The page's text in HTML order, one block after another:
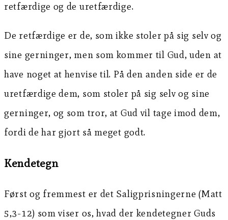
retfærdige og de uretfærdige.
De retfærdige er de, som ikke stoler på sig selv og
sine gerninger, men som kommer til Gud, uden at
have noget at henvise til. På den anden side er de
uretfærdige dem, som stoler på sig selv og sine
gerninger, og som tror, at Gud vil tage imod dem,
fordi de har gjort så meget godt.
Kendetegn
Først og fremmest er det Saligprisningerne (Matt
5,3-12) som viser os, hvad der kendetegner Guds